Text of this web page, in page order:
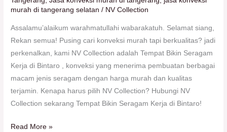
murah di tangerang selatan / NV Collection
Assalamu’alaikum warahmatullahi wabarakatuh. Selamat siang,
Rekan semua! Pusing cari konveksi murah tapi berkualitas? jadi
perkenalkan, kami NV Collection adalah Tempat Bikin Seragam
Kerja di Bintaro , konveksi yang menerima pembuatan berbagai
macam jenis seragam dengan harga murah dan kualitas
terjamin. Kenapa harus pilih NV Collection? Hubungi NV
Collection sekarang Tempat Bikin Seragam Kerja di Bintaro!
Bintaro
Read More »